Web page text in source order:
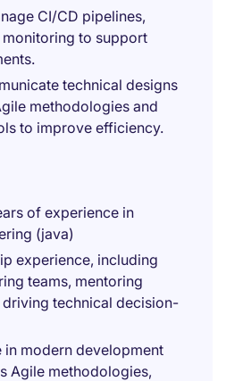
CI/CD pipelines,
to support
technical designs
methodologies and
to improve efficiency.
of experience in
(java)
experience, including
teams, mentoring
technical decision-
in modern development
Agile methodologies,